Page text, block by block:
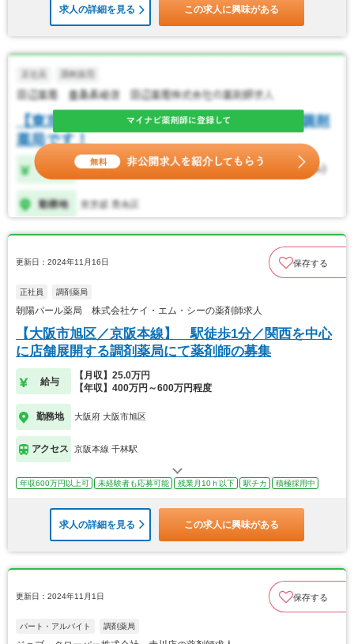
求人の詳細を見る この求人に興味がある
更新日：2024年11月16日 保存する
正社員 調剤薬局
朝陽パール薬局 株式会社ケイ・エム・シーの薬剤師求人
【大阪市旭区／京阪本線】 駅徒歩1分／関西を中心
に店舗展開する調剤薬局にて薬剤師の募集
給与
【月収】25.0万円
【年収】400万円～600万円程度
勤務地 大阪府 大阪市旭区
アクセス 京阪本線 千林駅
年収600万円以上可 未経験者も応募可能 残業月10ｈ以下 駅チカ 積極採用中
求人の詳細を見る この求人に興味がある
更新日：2024年11月1日 保存する
パート・アルバイト 調剤薬局